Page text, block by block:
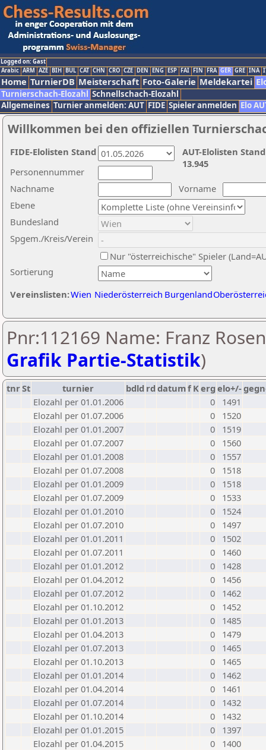
Logged on: Gast
Arabic ARM AZE BIH BUL CAT CHN CRO CZE DEN ENG ESP FAI FIN FRA GER GRE INA
Home TurnierDB Meisterschaft Foto-Galerie Meldekartei
Turnierschach-Elozahl Schnellschach-Elozahl
Allgemeines Turnier anmelden: AUT FIDE Spieler anmelden Elo
Willkommen bei den offiziellen
Nachname
Vorname
Ebene
Sortierung
Personennummer
Bundesland
Spgem./Kreis/Verein
Nur "österreichische" Spieler
Vereinslisten:Wien Niederösterreich Burgenland
AUT-Elolisten
13.945
FIDE-Elolisten Stand
Pnr:112169 Name: Franz
Grafik Partie-Statistik)
tnrSt turnier bdld rd datumf Kerg elo+/-
Elozahl per 01.01.2006
0
1491
Elozahl per 01.07.2006
0
1520
Elozahl per 01.01.2007
0
1519
Elozahl per 01.07.2007
0
1560
Elozahl per 01.01.2008
0
1557
Elozahl per 01.07.2008
0
1518
Elozahl per 01.01.2009
0
1518
Elozahl per 01.07.2009
0
1533
Elozahl per 01.01.2010
0
1524
Elozahl per 01.07.2010
0
1497
Elozahl per 01.01.2011
0
1502
Elozahl per 01.07.2011
0
1460
Elozahl per 01.01.2012
0
1428
Elozahl per 01.04.2012
0
1456
Elozahl per 01.07.2012
0
1462
Elozahl per 01.10.2012
0
1452
Elozahl per 01.01.2013
0
1485
Elozahl per 01.04.2013
0
1479
Elozahl per 01.07.2013
0
1465
Elozahl per 01.10.2013
0
1465
Elozahl per 01.01.2014
0
1462
Elozahl per 01.04.2014
0
1461
Elozahl per 01.07.2014
0
1432
Elozahl per 01.10.2014
0
1432
Elozahl per 01.01.2015
0
1397
Elozahl per 01.04.2015
0
1400